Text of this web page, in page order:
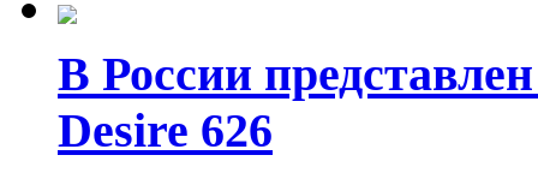
В России
Desire 626